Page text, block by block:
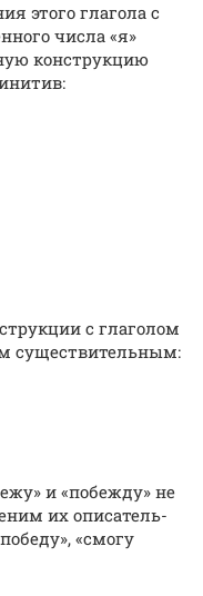
это­го гла­го­ла с
чис­ла «я»
кон­струк­цию
с гла­го­лом
суще­стви­тель­ным:
и «побеж­ду» не
их опи­са­тель­
«смо­гу